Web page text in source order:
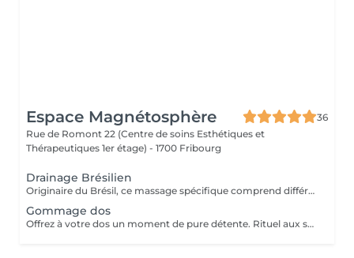
Espace Magnétosphère
36
Rue de Romont 22 (Centre de soins Esthétiques et
Thérapeutiques 1er étage) - 1700 Fribourg
Drainage Brésilien
Originaire du Brésil, ce massage spécifique comprend différentes manoeuvres afin de stimuler la circulation sanguine et lymphatique. Il affine la silhouette, réduit la rétention d'eau et offre un effet sculptant immédiat. Idéal pour lutter contre : la cellulite, les jambes lourdes, la rétention d'eau... Bienfaits : un corps affiné, une silhouette remodelé et une sensation de légèreté dès la première séance. Toutefois, il est conseillé d'effectuer une cure de 10 séances pour des bienfaits maximum et durables. La première séance sera précédée d'un bilan et de conseils précieux personnalisés afin d'atteindre vos objectifs.
Gommage dos
Offrez à votre dos un moment de pure détente. Rituel aux sels marins divins, un vrai moment de lâcher- prise. Résultat votre peau est lissée sublimée douce.